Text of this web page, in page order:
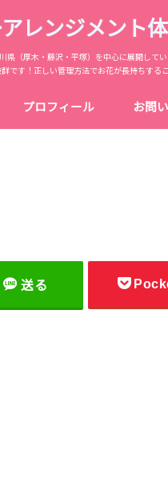
レンジメント
（厚木・藤沢・平塚）を中心に展開して
です！正しい管理方法でお花が長持ちする
プロフィール お問
送る